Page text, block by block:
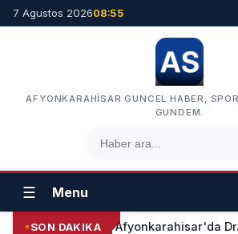
7 Agustos 202608:55
AFYONKARAHISAR GUNCEL HABER,
GUNDEM.
☰ Menu
SON DAKIKA Afyonkarahisar'da Dr.